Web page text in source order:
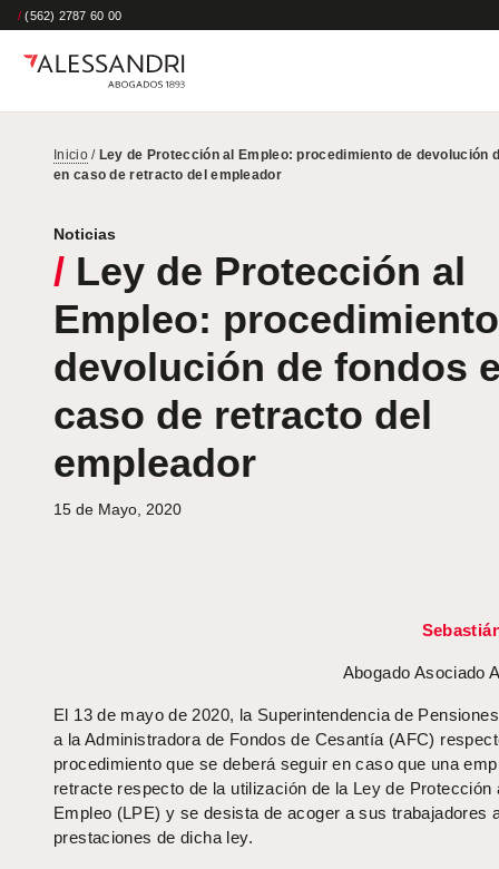
/ (562) 2787 60 00
Inicio/ Ley de Protección al Empleo: procedimiento de devolución
en caso de retracto del empleador
Noticias
/ Ley de Protección al
Empleo:
devolución de fondos
caso de retracto del
empleador
15 de Mayo, 2020
Abogado Asociado
El 13 de mayo de 2020, la Superintendencia de
a la Administradora de Fondos de Cesantía (AFC)
procedimiento que se deberá seguir en caso que una
retracte respecto de la utilización de la Ley de Protección
Empleo (LPE) y se desista de acoger a sus trabajadores
prestaciones de dicha ley.